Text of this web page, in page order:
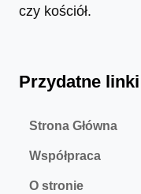
czy kościół.
Przydatne linki
Strona Główna
Współpraca
O stronie